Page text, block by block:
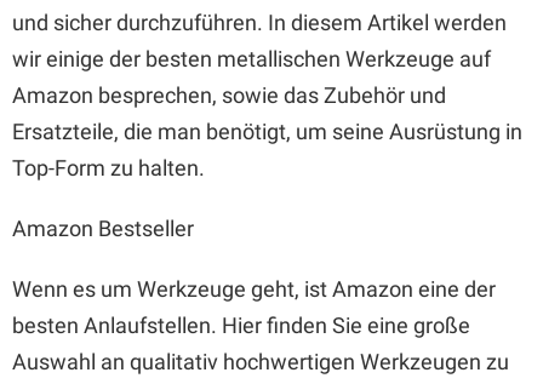
und sicher durchzuführen. In diesem Artikel werden
wir einige der besten metallischen Werkzeuge auf
Amazon besprechen, sowie das Zubehör und
Ersatzteile, die man benötigt, um seine Ausrüstung in
Top-Form zu halten.
Amazon Bestseller
Wenn es um Werkzeuge geht, ist Amazon eine der
besten Anlaufstellen. Hier finden Sie eine große
Auswahl an qualitativ hochwertigen Werkzeugen zu